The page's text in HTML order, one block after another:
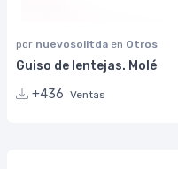
por nuevosolltda en Otros
Guiso de lentejas. Molé
+436 Ventas